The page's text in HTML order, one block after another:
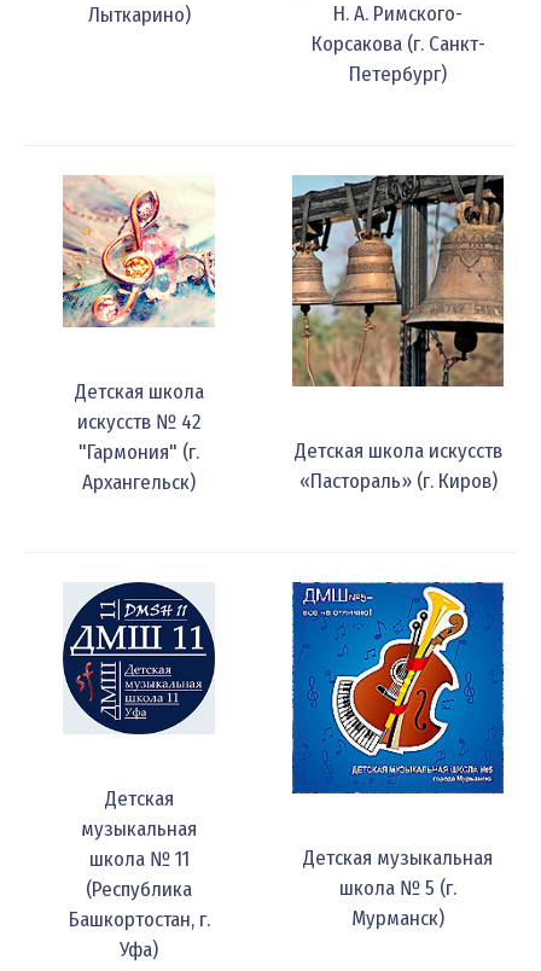
Лыткарино)
Н. А. Римского-
Корсакова (г. Санкт-
Петербург)
Детская школа
искусств № 42
"Гармония" (г.
Архангельск)
Детская школа искусств
«Пастораль» (г. Киров)
Детская
музыкальная
школа № 11
(Республика
Башкортостан, г.
Уфа)
Детская музыкальная
школа № 5 (г.
Мурманск)